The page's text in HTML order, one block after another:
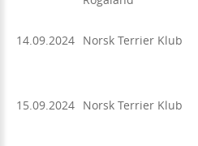
14.09.2024 Norsk Terrier Klub
15.09.2024 Norsk Terrier Klub